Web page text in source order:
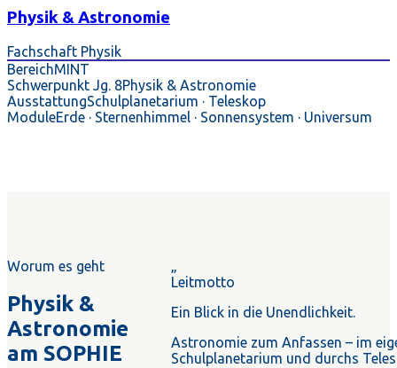
Physik & Astronomie
Fachschaft Physik
BereichMINT
Schwerpunkt Jg. 8Physik & Astronomie
AusstattungSchulplanetarium · Teleskop
ModuleErde · Sternenhimmel · Sonnensystem · Universum
Worum es geht
Physik &
Astronomie
am SOPHIE
„
Leitmotto
Ein Blick in die Unendlichkeit.
Astronomie zum Anfassen – im
Schulplanetarium und durchs